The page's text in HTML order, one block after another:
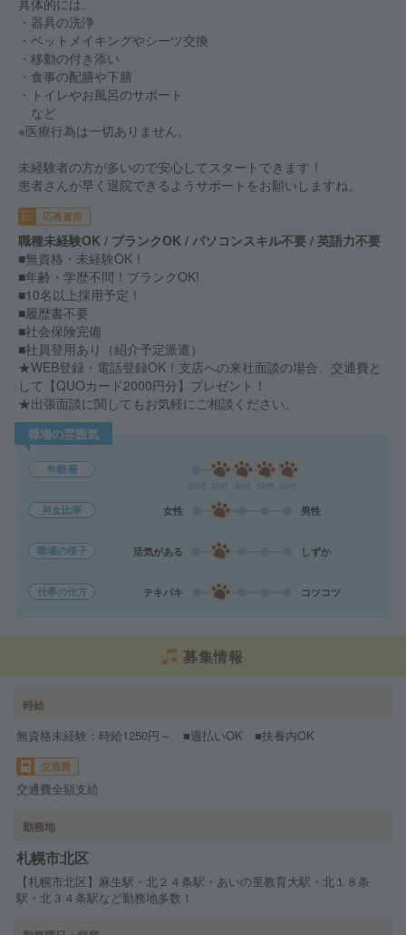
具体的には、
・器具の洗浄
・ベットメイキングやシーツ交換
・移動の付き添い
・食事の配膳や下膳
・トイレやお風呂のサポート
など
※医療行為は一切ありません。
未経験者の方が多いので安心してスタートできます！
患者さんが早く退院できるようサポートをお願いしますね。
応募資格
職種未経験OK / ブランクOK / パソコンスキル不要 / 英語力不要
■無資格・未経験OK！
■年齢・学歴不問！ブランクOK!
■10名以上採用予定！
■履歴書不要
■社会保険完備
■社員登用あり（紹介予定派遣）
★WEB登録・電話登録OK！支店への来社面談の場合、交通費と
して【QUOカード2000円分】プレゼント！
★出張面談に関してもお気軽にご相談ください。
職場の雰囲気
年齢層
男女比率 女性 男性
職場の様子 活気がある しずか
仕事の仕方 テキパキ コツコツ
募集情報
時給
無資格未経験：時給1250円～ ■週払いOK ■扶養内OK
交通費
交通費全額支給
勤務地
札幌市北区
【札幌市北区】麻生駅・北２４条駅・あいの里教育大駅・北１８条
駅・北３４条駅など勤務地多数！